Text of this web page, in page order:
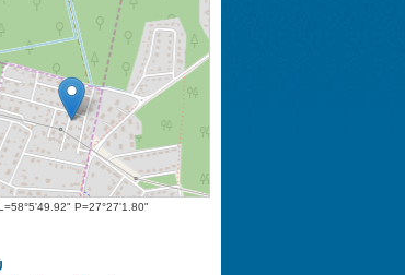
P=27°27'1.80"